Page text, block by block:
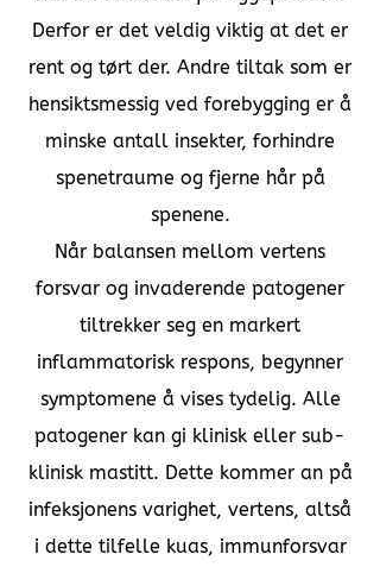
Derfor er det veldig viktig at det er
rent og tørt der. Andre tiltak som er
hensiktsmessig ved forebygging er å
minske antall insekter, forhindre
spenetraume og fjerne hår på
spenene.
Når balansen mellom vertens
forsvar og invaderende patogener
tiltrekker seg en markert
inflammatorisk respons, begynner
symptomene å vises tydelig. Alle
patogener kan gi klinisk eller sub-
klinisk mastitt. Dette kommer an på
infeksjonens varighet, vertens, altså
i dette tilfelle kuas, immunforsvar